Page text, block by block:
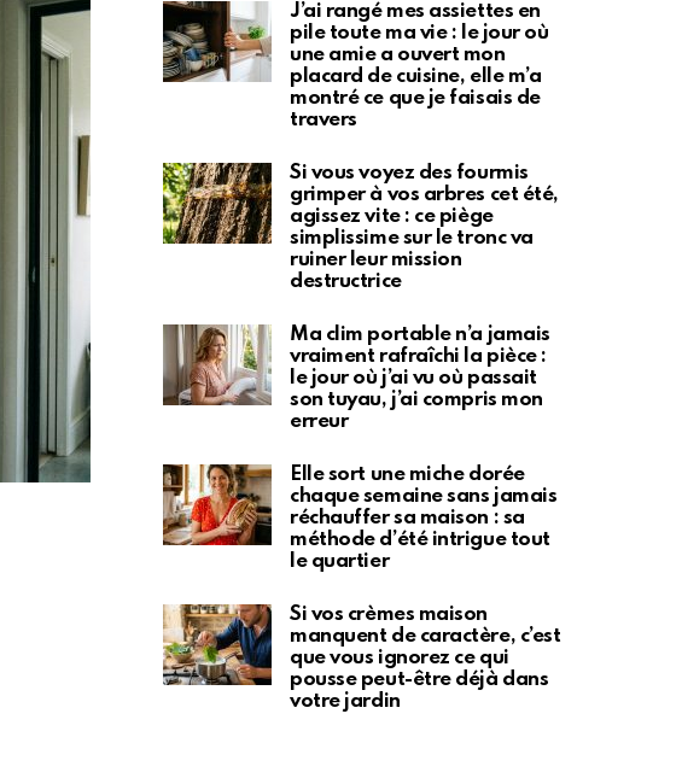
J’ai rangé mes assiettes en
pile toute ma vie : le jour où
une amie a ouvert mon
placard de cuisine, elle m’a
montré ce que je faisais de
travers
Si vous voyez des fourmis
grimper à vos arbres cet été,
agissez vite : ce piège
simplissime sur le tronc va
ruiner leur mission
destructrice
Ma clim portable n’a jamais
vraiment rafraîchi la pièce :
le jour où j’ai vu où passait
son tuyau, j’ai compris mon
erreur
Elle sort une miche dorée
chaque semaine sans jamais
réchauffer sa maison : sa
méthode d’été intrigue tout
le quartier
Si vos crèmes maison
manquent de caractère, c’est
que vous ignorez ce qui
pousse peut-être déjà dans
votre jardin